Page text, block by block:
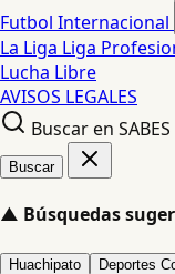
Futbol Internacional
La Liga Liga
Lucha Libre
AVISOS LEGALES
Buscar en
Buscar
▲ Búsquedas
Huachipato Deportes